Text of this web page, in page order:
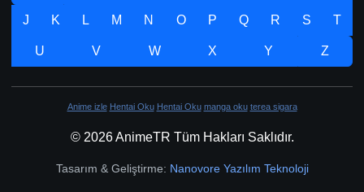
J K L M N O P Q R S T
U V W X Y Z
Anime izle Hentai Oku Hentai Oku manga oku terea sigara
© 2026 AnimeTR Tüm Hakları Saklıdır.
Tasarım & Geliştirme: Nanovore Yazılım Teknoloji